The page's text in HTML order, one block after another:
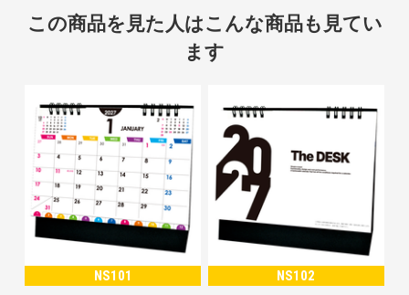
この商品を見た人はこんな商品も見てい
ます
NS101 NS102